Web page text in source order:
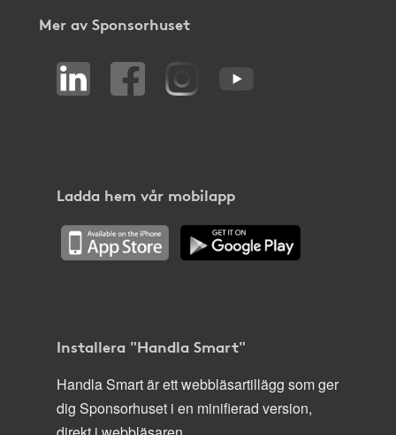
Mer av Sponsorhuset
Ladda hem vår mobilapp
Installera "Handla Smart"
Handla Smart är ett webbläsartillägg som ger
dig Sponsorhuset i en minifierad version,